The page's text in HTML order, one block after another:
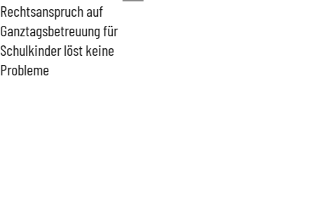
Rechtsanspruch auf
Ganztagsbetreuung für
Schulkinder löst keine
Probleme